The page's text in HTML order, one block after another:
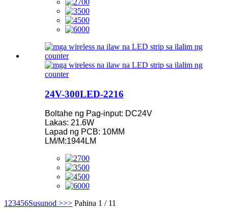
24V-300LED-2216
Boltahe ng Pag-input: DC24V
Lakas: 21.6W
Lapad ng PCB: 10MM
LM/M:1944LM
123456Susunod >>> Pahina 1 / 11